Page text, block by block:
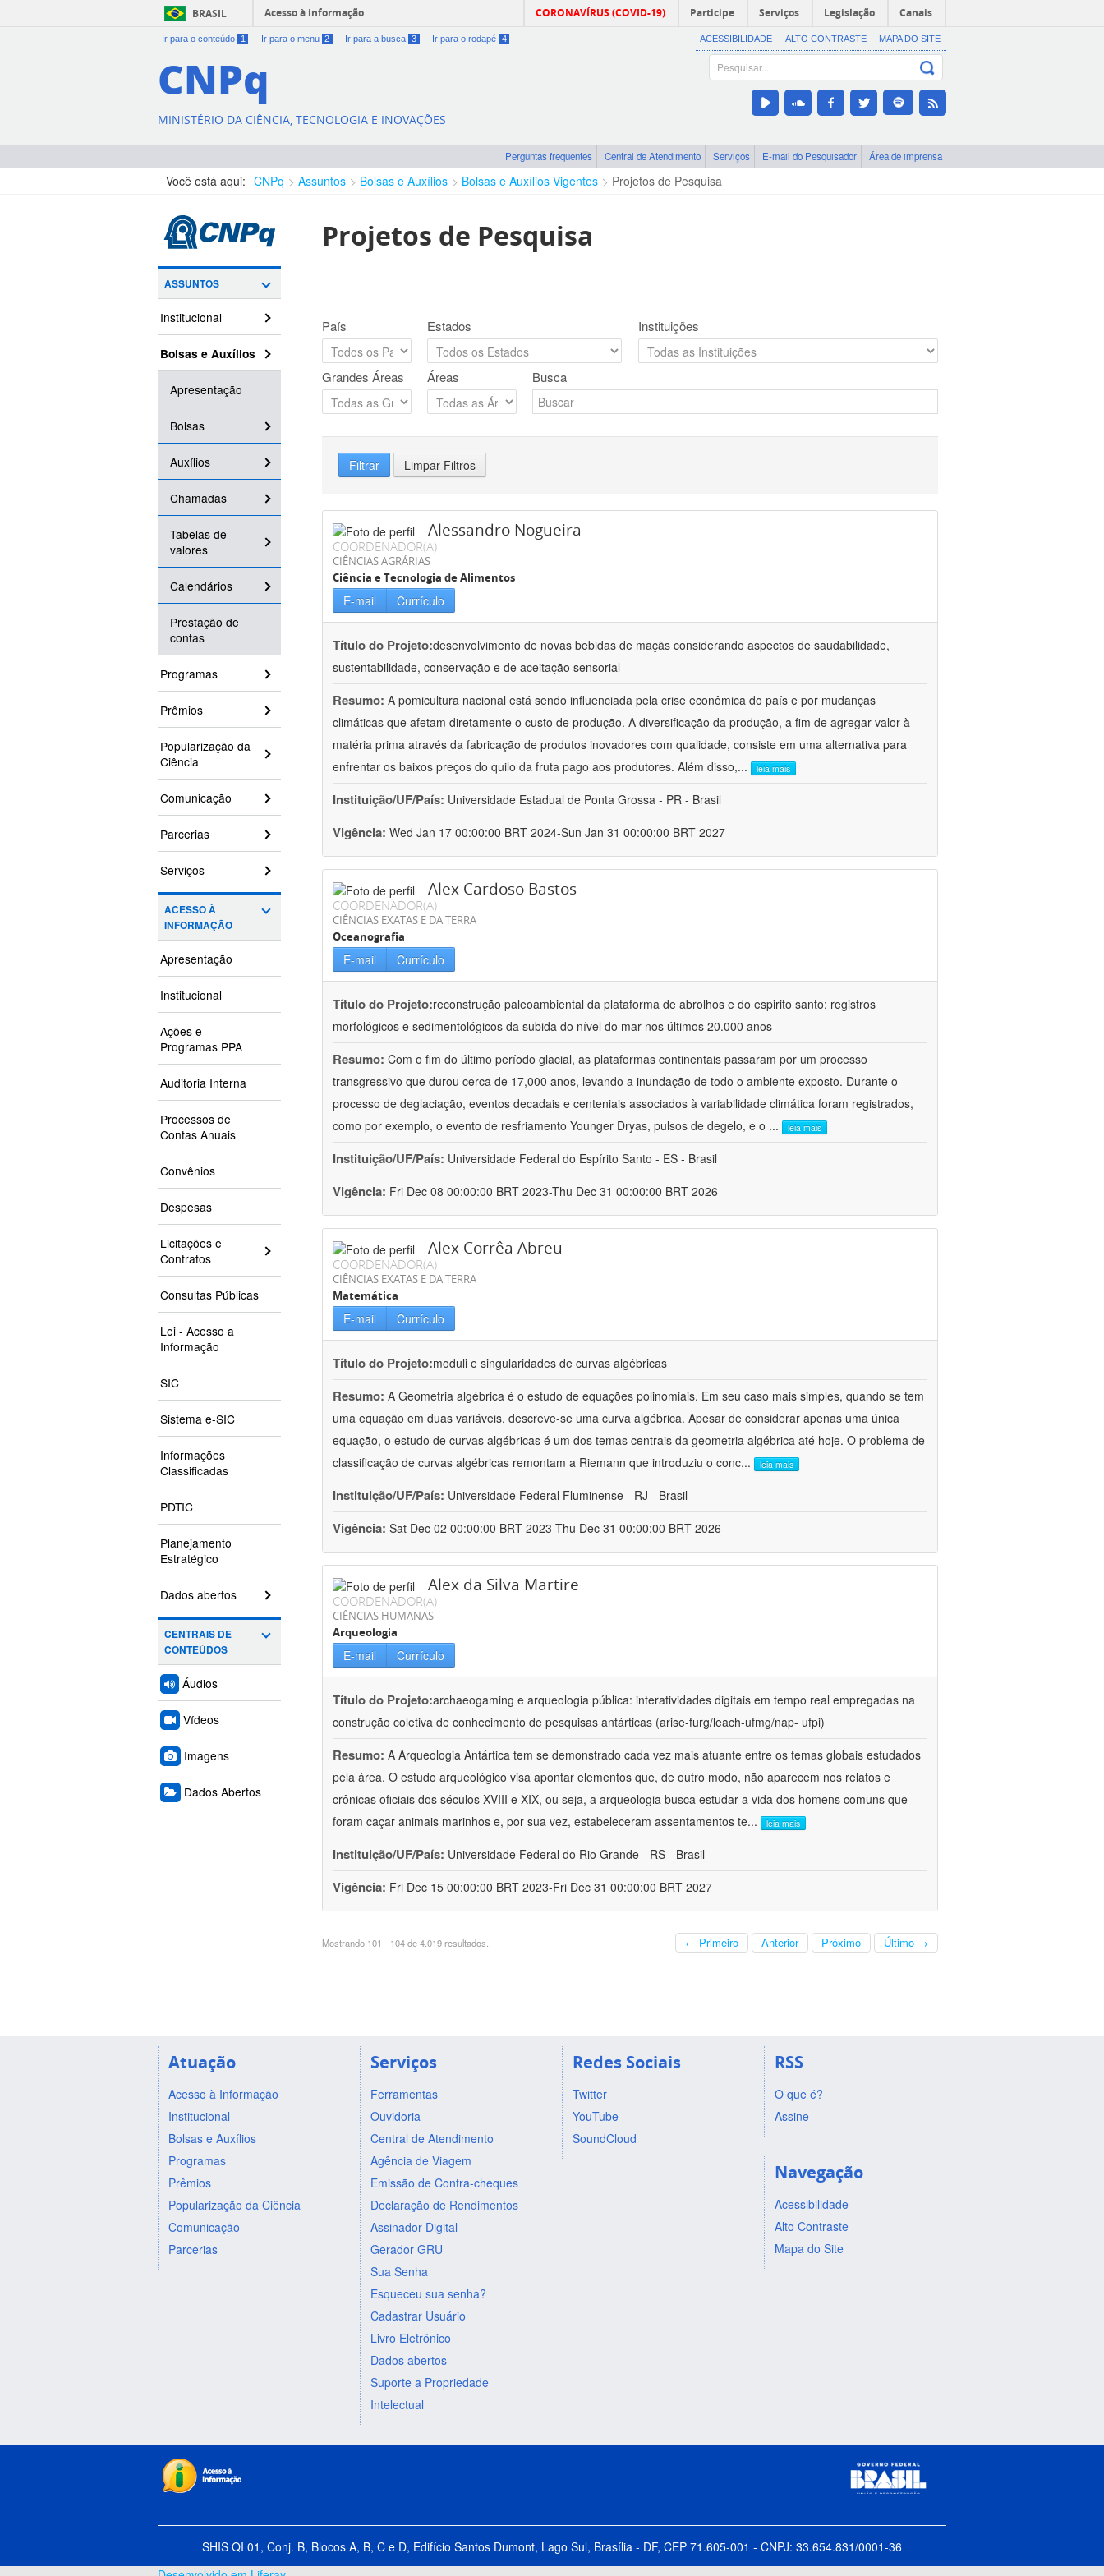
BRASIL Acesso à informação CORONAVÍRUS (COVID-19) Participe Serviços Legislação Canais
Ir para o conteúdo 1 Ir para o menu 2 Ir para a busca 3 Ir para o rodapé 4 ACESSIBILIDADE ALTO CONTRASTE MAPA DO SITE
CNPq
MINISTÉRIO DA CIÊNCIA, TECNOLOGIA E INOVAÇÕES
Perguntas frequentes Central de Atendimento Serviços E-mail do Pesquisador Área de imprensa
Você está aqui: CNPq Assuntos Bolsas e Auxílios Bolsas e Auxílios Vigentes Projetos de Pesquisa
ASSUNTOS
Institucional
Bolsas e Auxílios
Apresentação
Bolsas
Auxílios
Chamadas
Tabelas de
valores
Calendários
Prestação de
contas
Programas
Prêmios
Popularização da
Ciência
Comunicação
Parcerias
Serviços
ACESSO À
INFORMAÇÃO
Apresentação
Institucional
Ações e
Programas PPA
Auditoria Interna
Processos de
Contas Anuais
Convênios
Despesas
Licitações e
Contratos
Consultas Públicas
Lei - Acesso a
Informação
SIC
Sistema e-SIC
Informações
Classificadas
PDTIC
Planejamento
Estratégico
Dados abertos
CENTRAIS DE
CONTEÚDOS
Áudios
Vídeos
Imagens
Dados Abertos
Projetos de Pesquisa
País Estados Instituições
Grandes Áreas Áreas Busca
Filtrar Limpar Filtros
Alessandro Nogueira
COORDENADOR(A)
CIÊNCIAS AGRÁRIAS
Ciência e Tecnologia de Alimentos
E-mail Currículo
Título do Projeto:desenvolvimento de novas bebidas de maçãs considerando aspectos de saudabilidade,
sustentabilidade, conservação e de aceitação sensorial
Resumo: A pomicultura nacional está sendo influenciada pela crise econômica do país e por mudanças
climáticas que afetam diretamente o custo de produção. A diversificação da produção, a fim de agregar valor à
matéria prima através da fabricação de produtos inovadores com qualidade, consiste em uma alternativa para
enfrentar os baixos preços do quilo da fruta pago aos produtores. Além disso,... leia mais
Instituição/UF/País: Universidade Estadual de Ponta Grossa - PR - Brasil
Vigência: Wed Jan 17 00:00:00 BRT 2024-Sun Jan 31 00:00:00 BRT 2027
Alex Cardoso Bastos
COORDENADOR(A)
CIÊNCIAS EXATAS E DA TERRA
Oceanografia
E-mail Currículo
Título do Projeto:reconstrução paleoambiental da plataforma de abrolhos e do espirito santo: registros
morfológicos e sedimentológicos da subida do nível do mar nos últimos 20.000 anos
Resumo: Com o fim do último período glacial, as plataformas continentais passaram por um processo
transgressivo que durou cerca de 17,000 anos, levando a inundação de todo o ambiente exposto. Durante o
processo de deglaciação, eventos decadais e centeniais associados à variabilidade climática foram registrados,
como por exemplo, o evento de resfriamento Younger Dryas, pulsos de degelo, e o ... leia mais
Instituição/UF/País: Universidade Federal do Espírito Santo - ES - Brasil
Vigência: Fri Dec 08 00:00:00 BRT 2023-Thu Dec 31 00:00:00 BRT 2026
Alex Corrêa Abreu
COORDENADOR(A)
CIÊNCIAS EXATAS E DA TERRA
Matemática
E-mail Currículo
Título do Projeto:moduli e singularidades de curvas algébricas
Resumo: A Geometria algébrica é o estudo de equações polinomiais. Em seu caso mais simples, quando se tem
uma equação em duas variáveis, descreve-se uma curva algébrica. Apesar de considerar apenas uma única
equação, o estudo de curvas algébricas é um dos temas centrais da geometria algébrica até hoje. O problema de
classificação de curvas algébricas remontam a Riemann que introduziu o conc... leia mais
Instituição/UF/País: Universidade Federal Fluminense - RJ - Brasil
Vigência: Sat Dec 02 00:00:00 BRT 2023-Thu Dec 31 00:00:00 BRT 2026
Alex da Silva Martire
COORDENADOR(A)
CIÊNCIAS HUMANAS
Arqueologia
E-mail Currículo
Título do Projeto:archaeogaming e arqueologia pública: interatividades digitais em tempo real empregadas na
construção coletiva de conhecimento de pesquisas antárticas (arise-furg/leach-ufmg/nap- ufpi)
Resumo: A Arqueologia Antártica tem se demonstrado cada vez mais atuante entre os temas globais estudados
pela área. O estudo arqueológico visa apontar elementos que, de outro modo, não aparecem nos relatos e
crônicas oficiais dos séculos XVIII e XIX, ou seja, a arqueologia busca estudar a vida dos homens comuns que
foram caçar animais marinhos e, por sua vez, estabeleceram assentamentos te... leia mais
Instituição/UF/País: Universidade Federal do Rio Grande - RS - Brasil
Vigência: Fri Dec 15 00:00:00 BRT 2023-Fri Dec 31 00:00:00 BRT 2027
Mostrando 101 - 104 de 4.019 resultados. ← Primeiro Anterior Próximo Último →
Atuação
Acesso à Informação
Institucional
Bolsas e Auxílios
Programas
Prêmios
Popularização da Ciência
Comunicação
Parcerias
Serviços
Ferramentas
Ouvidoria
Central de Atendimento
Agência de Viagem
Emissão de Contra-cheques
Declaração de Rendimentos
Assinador Digital
Gerador GRU
Sua Senha
Esqueceu sua senha?
Cadastrar Usuário
Livro Eletrônico
Dados abertos
Suporte a Propriedade
Intelectual
Redes Sociais
Twitter
YouTube
SoundCloud
RSS
O que é?
Assine
Navegação
Acessibilidade
Alto Contraste
Mapa do Site
SHIS QI 01, Conj. B, Blocos A, B, C e D, Edifício Santos Dumont, Lago Sul, Brasília - DF, CEP 71.605-001 - CNPJ: 33.654.831/0001-36